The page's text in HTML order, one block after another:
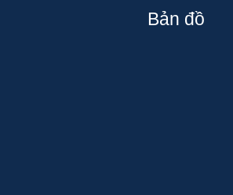
Bản đồ